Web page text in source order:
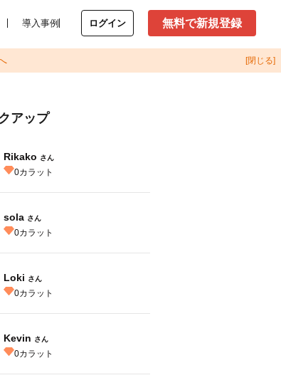
導入事例 ログイン 無料で新規登録
[閉じる]
アップ
Rikako さん
0カラット
sola さん
0カラット
Loki さん
0カラット
Kevin さん
0カラット